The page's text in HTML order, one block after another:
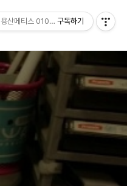
용산메티스 01064703347
구독하기